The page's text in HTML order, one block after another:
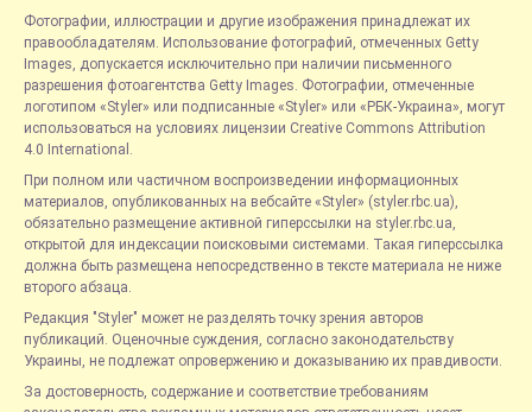
Фотографии, иллюстрации и другие изображения принадлежат их
правообладателям. Использование фотографий, отмеченных Getty
Images, допускается исключительно при наличии письменного
разрешения фотоагентства Getty Images. Фотографии, отмеченные
логотипом «Styler» или подписанные «Styler» или «РБК-Украина», могут
использоваться на условиях лицензии Creative Commons Attribution
4.0 International.
При полном или частичном воспроизведении информационных
материалов, опубликованных на вебсайте «Styler» (styler.rbc.ua),
обязательно размещение активной гиперссылки на styler.rbc.ua,
открытой для индексации поисковыми системами. Такая гиперссылка
должна быть размещена непосредственно в тексте материала не ниже
второго абзаца.
Редакция "Styler" может не разделять точку зрения авторов
публикаций. Оценочные суждения, согласно законодательству
Украины, не подлежат опровержению и доказыванию их правдивости.
За достоверность, содержание и соответствие требованиям